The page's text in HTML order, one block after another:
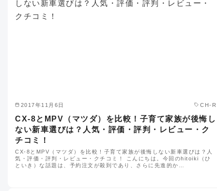
2017年11月6日 CH-R
CX-8とMPV（マツダ）を比較！子育て家族が後悔し
ない新車選びは？人気・評価・評判・レビュー・ク
チコミ！
CX-8とMPV（マツダ）を比較！子育て家族が後悔しない新車選びは？人
気・評価・評判・レビュー・クチコミ！ こんにちは。今回のhitoiki（ひ
といき）な話題は、予約注文が殺到であり、さらに先進的か…